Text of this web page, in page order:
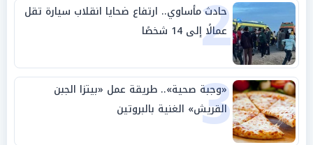
2
حادث مأساوي.. ارتفاع ضحايا انقلاب سيارة تقل
عمالًا إلى 14 شخصًا
3
«وجبة صحية».. طريقة عمل «بيتزا الجبن
القريش» الغنية بالبروتين